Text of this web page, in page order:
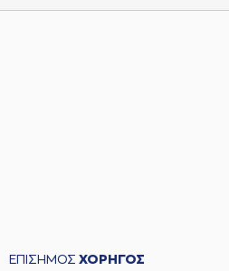
ΕΠΙΣΗΜΟΣ ΧΟΡΗΓΟΣ